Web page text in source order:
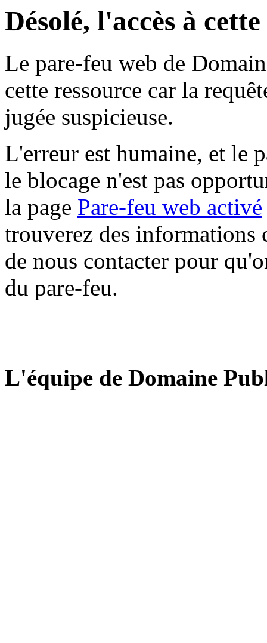
Désolé, l'accès à
Le pare-feu web de
cette ressource car la
jugée suspicieuse.
L'erreur est humaine, et le
le blocage n'est pas
la page Pare-feu web activé
trouverez des informations
de nous contacter pour
du pare-feu.
L'équipe de Domaine